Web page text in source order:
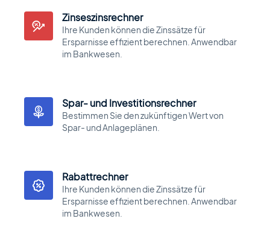
Zinseszinsrechner
Ihre Kunden können die Zinssätze für
Ersparnisse effizient berechnen. Anwendbar
im Bankwesen.
Spar- und Investitionsrechner
Bestimmen Sie den zukünftigen Wert von
Spar- und Anlageplänen.
Rabattrechner
Ihre Kunden können die Zinssätze für
Ersparnisse effizient berechnen. Anwendbar
im Bankwesen.